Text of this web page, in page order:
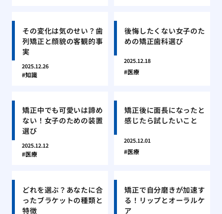
その変化は気のせい？歯
列矯正と顔貌の客観的事
実
2025.12.26
知識
後悔したくない女子のた
めの矯正歯科選び
2025.12.18
医療
矯正中でも可愛いは諦め
ない！女子のための装置
選び
2025.12.12
医療
矯正後に面長になったと
感じたら試したいこと
2025.12.01
医療
どれを選ぶ？あなたに合
ったブラケットの種類と
特徴
矯正で自分磨きが加速す
る！リップとオーラルケ
ア